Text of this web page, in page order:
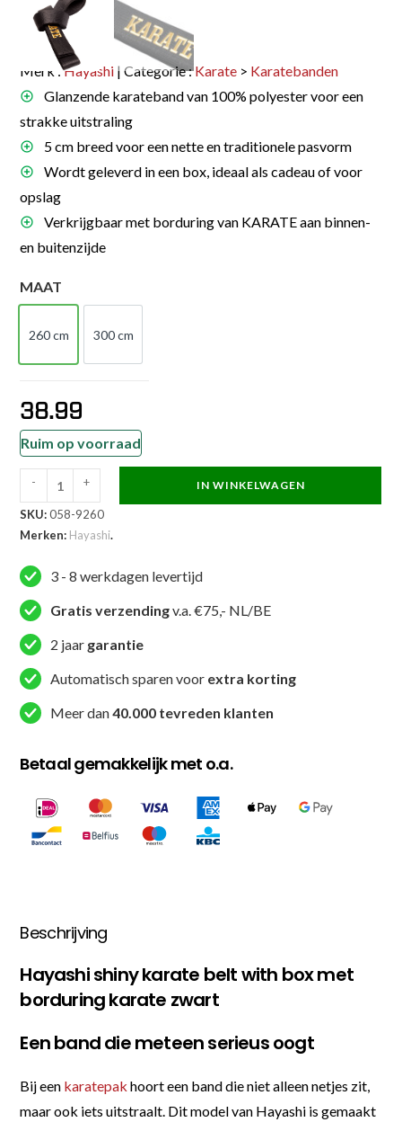
Merk :Hayashi | Categorie :Karate > Karatebanden
Glanzende karateband van 100% polyester voor een
strakke uitstraling
5 cm breed voor een nette en traditionele pasvorm
Wordt geleverd in een box, ideaal als cadeau of voor
opslag
Verkrijgbaar met borduring van KARATE aan binnen-
en buitenzijde
MAAT
260 cm
260 cm
300 cm
300 cm
38.99
Ruim op voorraad
Hayashi
Karateband
-
KARATE
-
Zwart
aantal
- + IN WINKELWAGEN
SKU:058-9260
Merken: Hayashi.
3 - 8 werkdagen levertijd
Gratis verzendingv.a. €75,- NL/BE
2 jaar garantie
Automatisch sparen voor extra korting
Meer dan40.000 tevreden klanten
Betaal gemakkelijk met o.a.
Beschrijving
Hayashi shiny karate belt with box met
borduring karate zwart
Een band die meteen serieus oogt
Bij een karatepak hoort een band die niet alleen netjes zit,
maar ook iets uitstraalt. Dit model van Hayashi is gemaakt